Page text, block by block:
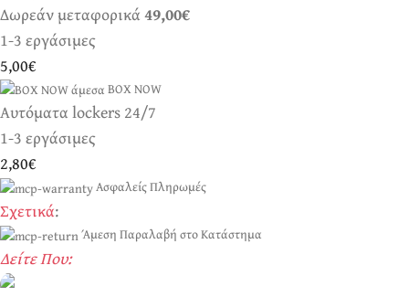
Δωρεάν μεταφορικά49,00€
1-3 εργάσιμες
5,00€
BOX NOW
Αυτόματα lockers 24/7
1-3 εργάσιμες
2,80€
Ασφαλείς Πληρωμές
Σχετικά:
Άμεση Παραλαβή στο Κατάστημα
Δείτε Που: